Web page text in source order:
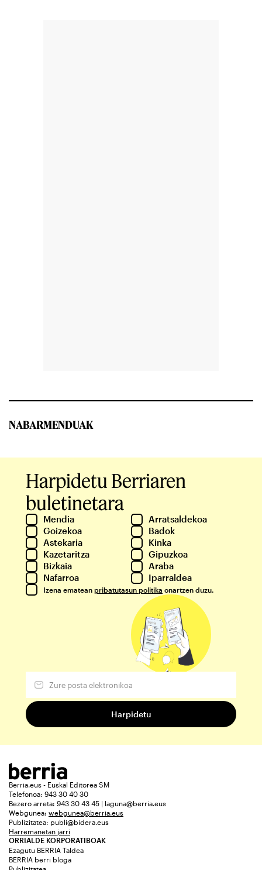
NABARMENDUAK
Harpidetu Berriaren
buletinetara
Mendia
Arratsaldekoa
Goizekoa
Badok
Astekaria
Kinka
Kazetaritza
Gipuzkoa
Bizkaia
Araba
Nafarroa
Iparraldea
Izena ematean pribatutasun politika onartzen duzu.
Berria.eus - Euskal Editorea SM
Telefonoa: 943 30 40 30
Bezero arreta: 943 30 43 45 | laguna@berria.eus
Webgunea: webgunea@berria.eus
Publizitatea: publi@bidera.eus
Harremanetan jarri
ORRIALDE KORPORATIBOAK
Ezagutu BERRIA Taldea
BERRIA berri bloga